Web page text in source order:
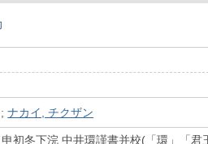
;ナカイ, チクザン
初冬下浣 中井環謹書并校(「環」「